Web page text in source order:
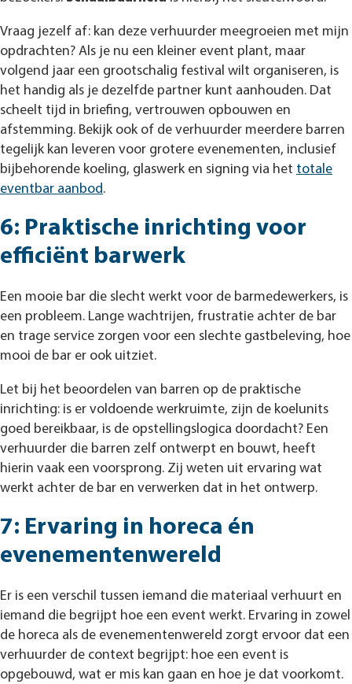
Vraag jezelf af: kan deze verhuurder meegroeien met mijn
opdrachten? Als je nu een kleiner event plant, maar
volgend jaar een grootschalig festival wilt organiseren, is
het handig als je dezelfde partner kunt aanhouden. Dat
scheelt tijd in briefing, vertrouwen opbouwen en
afstemming. Bekijk ook of de verhuurder meerdere barren
tegelijk kan leveren voor grotere evenementen, inclusief
bijbehorende koeling, glaswerk en signing via het totale
eventbar aanbod.
6: Praktische inrichting voor
efficiënt barwerk
Een mooie bar die slecht werkt voor de barmedewerkers, is
een probleem. Lange wachtrijen, frustratie achter de bar
en trage service zorgen voor een slechte gastbeleving, hoe
mooi de bar er ook uitziet.
Let bij het beoordelen van barren op de praktische
inrichting: is er voldoende werkruimte, zijn de koelunits
goed bereikbaar, is de opstellingslogica doordacht? Een
verhuurder die barren zelf ontwerpt en bouwt, heeft
hierin vaak een voorsprong. Zij weten uit ervaring wat
werkt achter de bar en verwerken dat in het ontwerp.
7: Ervaring in horeca én
evenementenwereld
Er is een verschil tussen iemand die materiaal verhuurt en
iemand die begrijpt hoe een event werkt. Ervaring in zowel
de horeca als de evenementenwereld zorgt ervoor dat een
verhuurder de context begrijpt: hoe een event is
opgebouwd, wat er mis kan gaan en hoe je dat voorkomt.